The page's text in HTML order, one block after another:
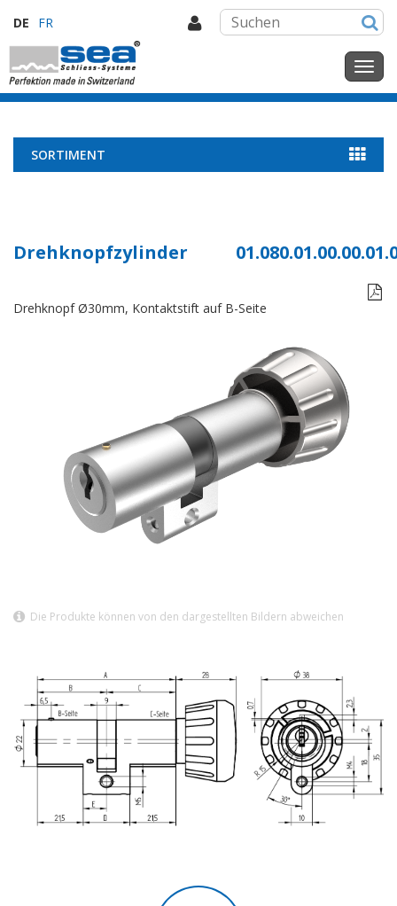
DE FR
SORTIMENT
Drehknopfzylinder

Drehknopf Ø30mm, Kontaktstift auf B-Seite
Die Produkte können von den dargestellten Bildern abweichen